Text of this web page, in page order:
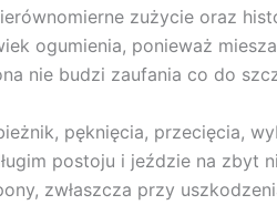
zużycie oraz
ogumienia, ponieważ
nie budzi zaufania co do
pęknięcia, przecięcia,
postoju i jeździe na
zwłaszcza przy